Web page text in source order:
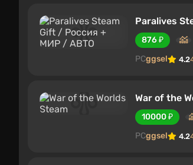
Paralives
876 ₽
PCggsel 4.2
War of the
10000 ₽
PCggsel 4.2